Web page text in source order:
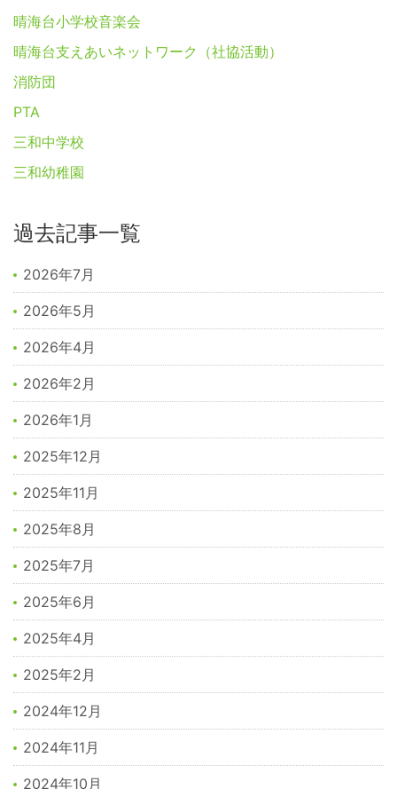
晴海台小学校音楽会
晴海台支えあいネットワーク（社協活動）
消防団
PTA
三和中学校
三和幼稚園
過去記事一覧
2026年7月
2026年5月
2026年4月
2026年2月
2026年1月
2025年12月
2025年11月
2025年8月
2025年7月
2025年6月
2025年4月
2025年2月
2024年12月
2024年11月
2024年10月